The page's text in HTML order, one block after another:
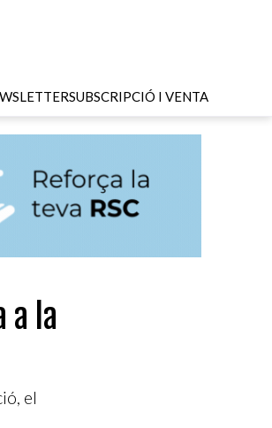
SUBSCRIPCIÓ I VENTA
a la
el